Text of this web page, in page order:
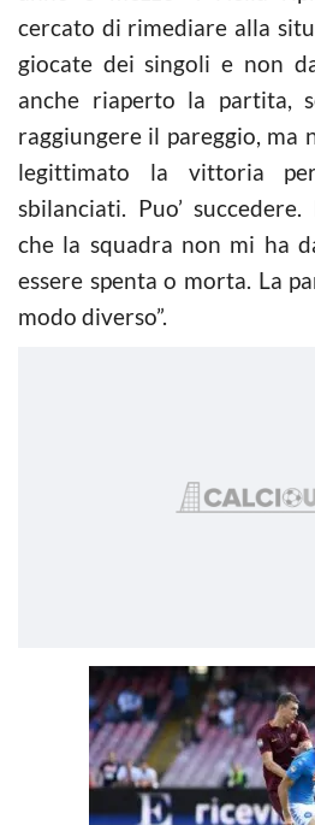
cercato di rimediare alla
giocate dei singoli e non
anche riaperto la partita,
raggiungere il pareggio, ma
legittimato la vittoria
sbilanciati. Puo’ succedere.
che la squadra non mi ha
essere spenta o morta. La
modo diverso”.